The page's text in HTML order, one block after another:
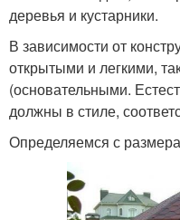
деревья и кустарники.
В зависимости от
открытыми и легкими,
(основательными.
должны в стиле,
Определяемся с